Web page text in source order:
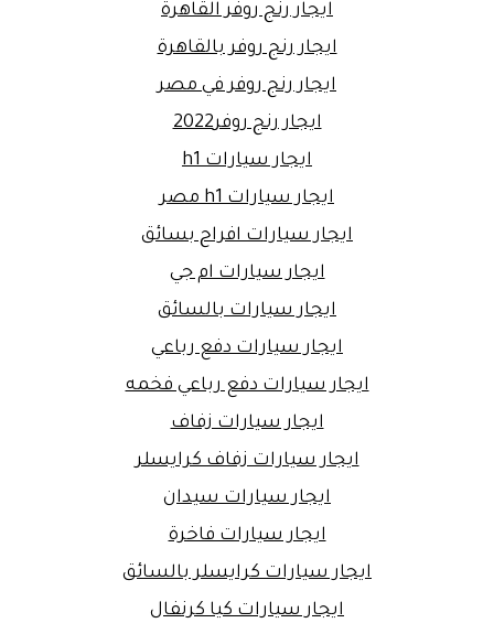
ايجار رنج روفر القاهرة
ايجار رنج روفر بالقاهرة
ايجار رنج روفر في مصر
ايجار رنج روفر2022
ايجار سيارات h1
ايجار سيارات h1 مصر
ايجار سيارات افراح بسائق
ايجار سيارات ام جي
ايجار سيارات بالسائق
ايجار سيارات دفع رباعي
ايجار سيارات دفع رباعي فخمه
ايجار سيارات زفاف
ايجار سيارات زفاف كرايسلر
ايجار سيارات سيدان
ايجار سيارات فاخرة
ايجار سيارات كرايسلر بالسائق
ايجار سيارات كيا كرنفال